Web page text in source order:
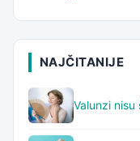
NAJČITANIJE
Valunzi